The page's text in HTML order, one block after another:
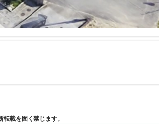
載を固く禁じます。